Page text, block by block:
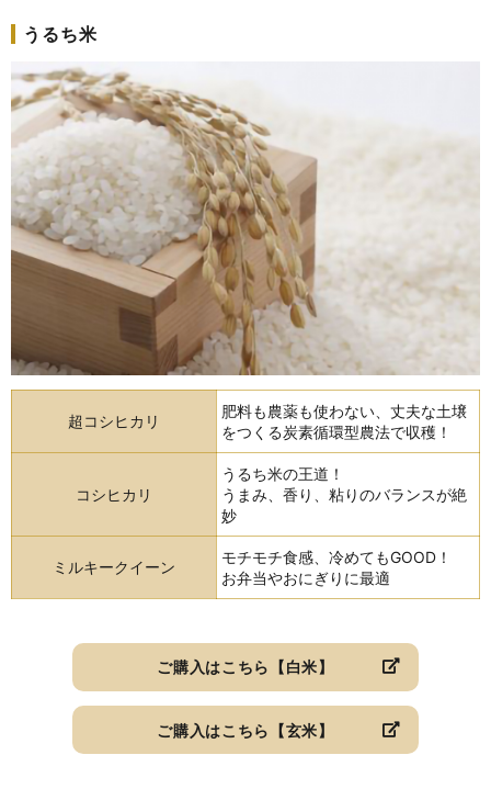
うるち米
超コシヒカリ
肥料も農薬も使わない、丈夫な土壌
をつくる炭素循環型農法で収穫！
コシヒカリ
うるち米の王道！
うまみ、香り、粘りのバランスが絶
妙
ミルキークイーン
モチモチ食感、冷めてもGOOD！
お弁当やおにぎりに最適
ご購入はこちら【白米】
ご購入はこちら【玄米】